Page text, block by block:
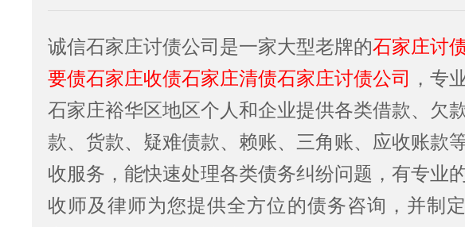
诚信石家庄讨债公司是一家大型老牌的石家庄讨
要债石家庄收债石家庄清债石家庄讨债公司 ，专
石家庄裕华区地区个人和企业提供各类借款、欠
款、货款、疑难债款、赖账、三角账、应收账款
收服务，能快速处理各类债务纠纷问题，有专业
收师及律师为您提供全方位的债务咨询，并制